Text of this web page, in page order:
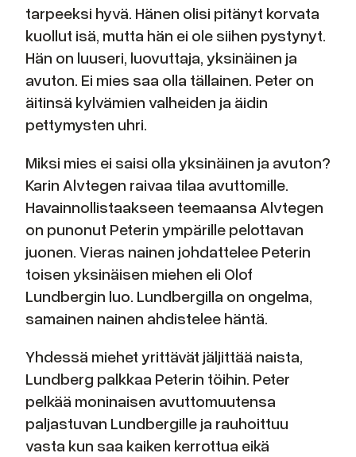
tarpeeksi hyvä. Hänen olisi pitänyt korvata
kuollut isä, mutta hän ei ole siihen pystynyt.
Hän on luuseri, luovuttaja, yksinäinen ja
avuton. Ei mies saa olla tällainen. Peter on
äitinsä kylvämien valheiden ja äidin
pettymysten uhri.
Miksi mies ei saisi olla yksinäinen ja avuton?
Karin Alvtegen raivaa tilaa avuttomille.
Havainnollistaakseen teemaansa Alvtegen
on punonut Peterin ympärille pelottavan
juonen. Vieras nainen johdattelee Peterin
toisen yksinäisen miehen eli Olof
Lundbergin luo. Lundbergilla on ongelma,
samainen nainen ahdistelee häntä.
Yhdessä miehet yrittävät jäljittää naista,
Lundberg palkkaa Peterin töihin. Peter
pelkää moninaisen avuttomuutensa
paljastuvan Lundbergille ja rauhoittuu
vasta kun saa kaiken kerrottua eikä